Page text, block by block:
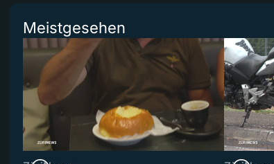
Meistgesehen